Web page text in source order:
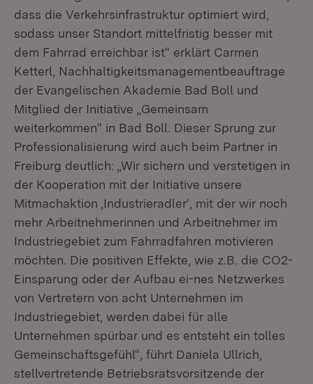
dass die Verkehrsinfrastruktur optimiert wird,
sodass unser Standort mittelfristig besser mit
dem Fahrrad erreichbar ist“ erklärt Carmen
Ketterl, Nachhaltigkeitsmanagementbeauftrage
der Evangelischen Akademie Bad Boll und
Mitglied der Initiative „Gemeinsam
weiterkommen“ in Bad Boll. Dieser Sprung zur
Professionalisierung wird auch beim Partner in
Freiburg deutlich: „Wir sichern und verstetigen in
der Kooperation mit der Initiative unsere
Mitmachaktion ‚Industrieradler‘, mit der wir noch
mehr Arbeitnehmerinnen und Arbeitnehmer im
Industriegebiet zum Fahrradfahren motivieren
möchten. Die positiven Effekte, wie z.B. die CO2-
Einsparung oder der Aufbau ei-nes Netzwerkes
von Vertretern von acht Unternehmen im
Industriegebiet, werden dabei für alle
Unternehmen spürbar und es entsteht ein tolles
Gemeinschaftsgefühl“, führt Daniela Ullrich,
stellvertretende Betriebsratsvorsitzende der